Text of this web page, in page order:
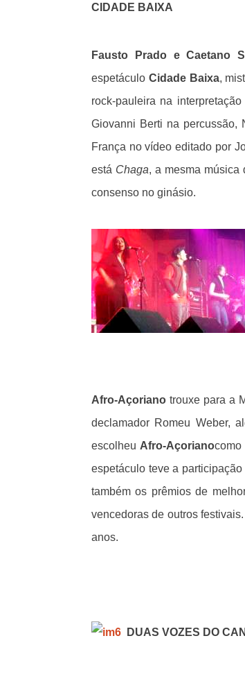
CIDADE BAIXA
Fausto Prado e Caetano
espetáculo Cidade Baixa,
rock-pauleira na
Giovanni Berti na percussão,
França no vídeo editado por
está Chaga, a mesma música
consenso no ginásio.
Afro-Açoriano trouxe para a
declamador Romeu Weber,
escolheu Afro-Açorianocomo
espetáculo teve a
também os prêmios de
vencedoras de outros
anos.
DUAS VOZES DO